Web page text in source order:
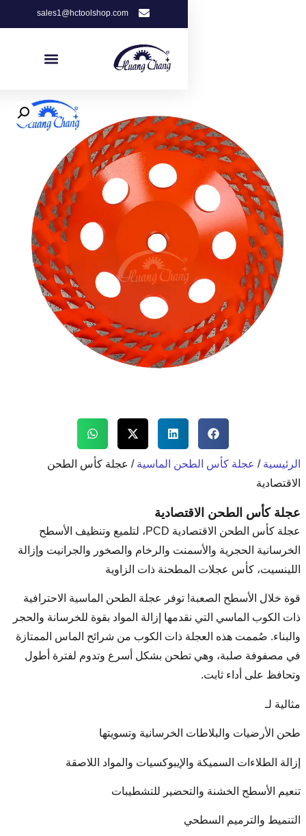
Get Free Quote
الماسية / عجلة كأس الطحن
عجلة كأس الطحن الاقتصادية PCD، لتلميع وتنظيف الأسطح
والرخام والصخور والجرانيت وإزالة
ذات الزاوية
عجلة الطحن الماسية الاحترافية
إزالة المواد بقوة للخرسانة والحجر
ذات الكوب من شرائح الماس الممتازة
بشكل أسرع وتدوم لفترة أطول
وتسويتها
والمواد اللاصقة
للتشطيبات